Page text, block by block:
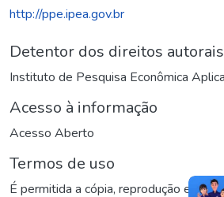
http://ppe.ipea.gov.br
Detentor dos direitos autorais
Instituto de Pesquisa Econômica
Acesso à informação
Acesso Aberto
Termos de uso
É permitida a cópia, reprodução e